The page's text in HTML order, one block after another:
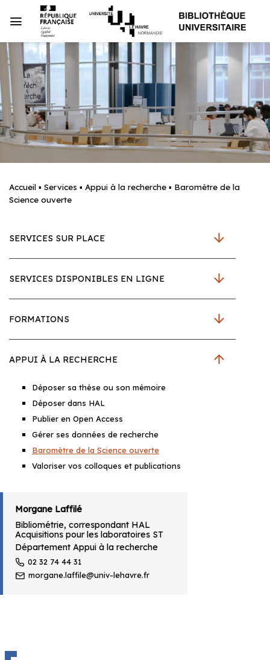
au
Accueil ▪ Services ▪ Appui à la recherche ▪ Baromètre de la
Science ouverte
SERVICES SUR PLACE
SERVICES DISPONIBLES EN LIGNE
FORMATIONS
APPUI À LA RECHERCHE
Déposer sa thèse ou son mémoire
Déposer dans HAL
Publier en Open Access
Gérer ses données de recherche
Baromètre de la Science ouverte
Valoriser vos colloques et publications
Morgane Laffilé
Bibliométrie, correspondant HAL
Acquisitions pour les laboratoires ST
Département Appui à la recherche
02 32 74 44 31
morgane.laffile@univ-lehavre.fr